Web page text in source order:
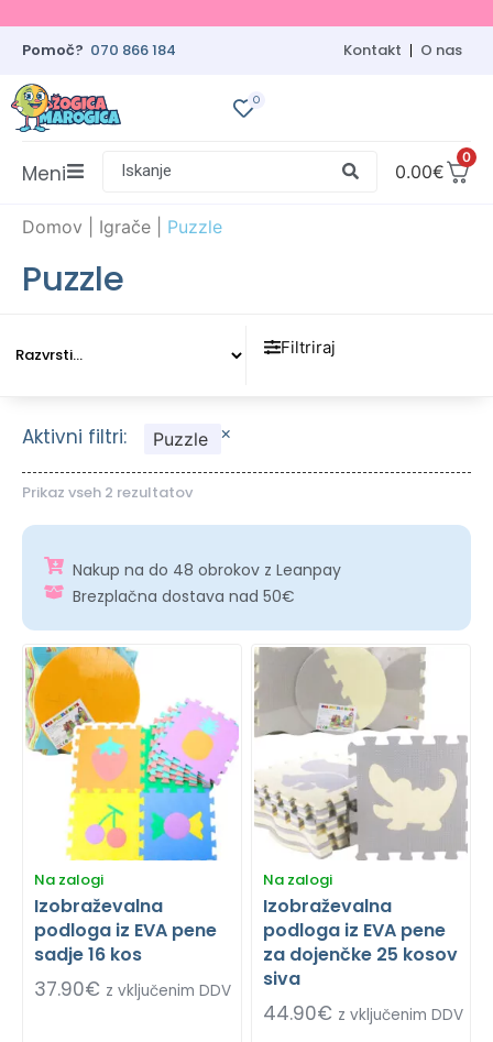
Pomoč? 070 866 184 Kontakt O nas
0
0
0.00€
Iskanje
Meni
Domov Igrače Puzzle
Puzzle
Filtriraj
Prikaz vseh 2 rezultatov
Aktivni filtri: Puzzle ×
Nakup na do 48 obrokov z Leanpay
Brezplačna dostava nad 50€
Na zalogi
Izobraževalna
podloga iz EVA pene
sadje 16 kos
37.90€ z vključenim DDV
Na zalogi
Izobraževalna
podloga iz EVA pene
za dojenčke 25 kosov
siva
44.90€ z vključenim DDV